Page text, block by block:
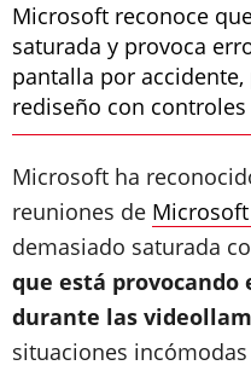
Microsoft reconoce
saturada y provoca
pantalla por
rediseño con
Microsoft ha
reuniones de
demasiado saturada
que está
durante las
situaciones